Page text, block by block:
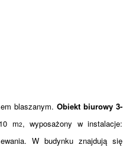
blaszanym. Obiekt biurowy 3-
m2, wyposażony w instalacje:
W budynku znajdują się